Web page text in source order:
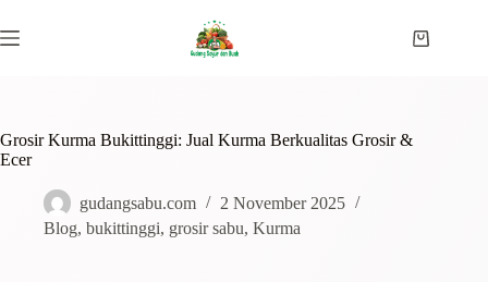
Grosir Kurma Bukittinggi: Jual Kurma Berkualitas Grosir &
Ecer
gudangsabu.com
2 November 2025
Blog, bukittinggi, grosir sabu, Kurma